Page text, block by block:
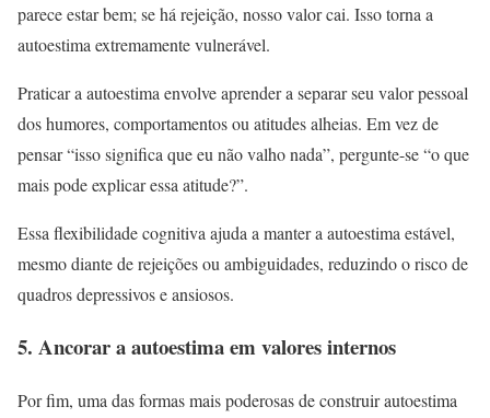
parece estar bem; se há rejeição, nosso valor cai. Isso torna a
autoestima extremamente vulnerável.
Praticar a autoestima envolve aprender a separar seu valor pessoal
dos humores, comportamentos ou atitudes alheias. Em vez de
pensar “isso significa que eu não valho nada”, pergunte-se “o que
mais pode explicar essa atitude?”.
Essa flexibilidade cognitiva ajuda a manter a autoestima estável,
mesmo diante de rejeições ou ambiguidades, reduzindo o risco de
quadros depressivos e ansiosos.
5. Ancorar a autoestima em valores internos
Por fim, uma das formas mais poderosas de construir autoestima